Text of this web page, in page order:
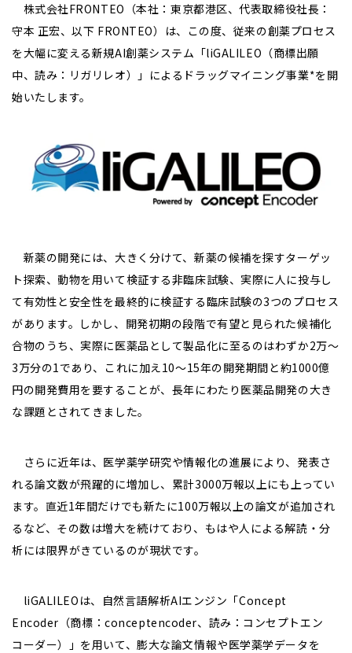
株式会社FRONTEO（本社：東京都港区、代表取締役社長：
守本 正宏、以下 FRONTEO）は、この度、従来の創薬プロセス
を大幅に変える新規AI創薬システム「liGALILEO（商標出願
中、読み：リガリレオ）」によるドラッグマイニング事業*を開
始いたします。
新薬の開発には、大きく分けて、新薬の候補を探すターゲッ
ト探索、動物を用いて検証する非臨床試験、実際に人に投与し
て有効性と安全性を最終的に検証する臨床試験の3つのプロセス
があります。しかし、開発初期の段階で有望と見られた候補化
合物のうち、実際に医薬品として製品化に至るのはわずか2万～
3万分の1であり、これに加え10～15年の開発期間と約1000億
円の開発費用を要することが、長年にわたり医薬品開発の大き
な課題とされてきました。
さらに近年は、医学薬学研究や情報化の進展により、発表さ
れる論文数が飛躍的に増加し、累計3000万報以上にも上ってい
ます。直近1年間だけでも新たに100万報以上の論文が追加され
るなど、その数は増大を続けており、もはや人による解読・分
析には限界がきているのが現状です。
liGALILEOは、自然言語解析AIエンジン「Concept
Encoder（商標：conceptencoder、読み：コンセプトエン
コーダー）」を用いて、膨大な論文情報や医学薬学データを